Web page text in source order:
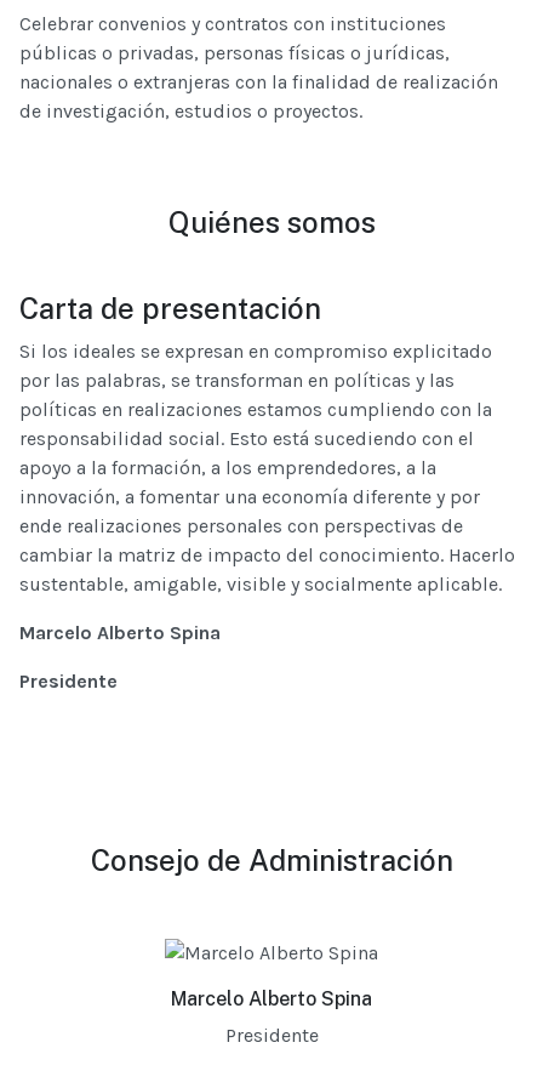
Celebrar convenios y contratos con instituciones
públicas o privadas, personas físicas o jurídicas,
nacionales o extranjeras con la finalidad de realización
de investigación, estudios o proyectos.
Quiénes somos
Carta de presentación
Si los ideales se expresan en compromiso explicitado
por las palabras, se transforman en políticas y las
políticas en realizaciones estamos cumpliendo con la
responsabilidad social. Esto está sucediendo con el
apoyo a la formación, a los emprendedores, a la
innovación, a fomentar una economía diferente y por
ende realizaciones personales con perspectivas de
cambiar la matriz de impacto del conocimiento. Hacerlo
sustentable, amigable, visible y socialmente aplicable.
Marcelo Alberto Spina
Presidente
Consejo de Administración
Marcelo Alberto Spina
Presidente